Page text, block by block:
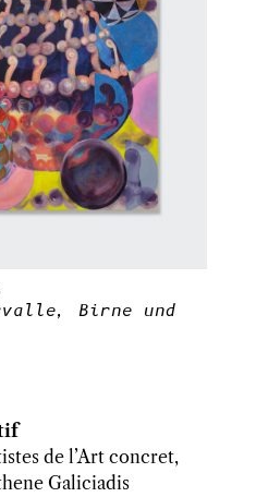
Birne und
de l’Art concret,
Galiciadis